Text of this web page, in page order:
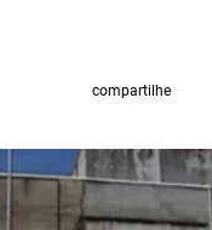
compartilhe